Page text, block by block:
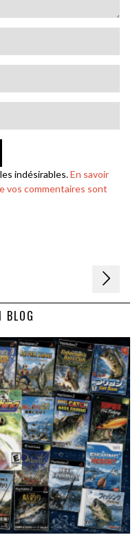
indésirables.En savoir
vos commentaires sont
BLOG